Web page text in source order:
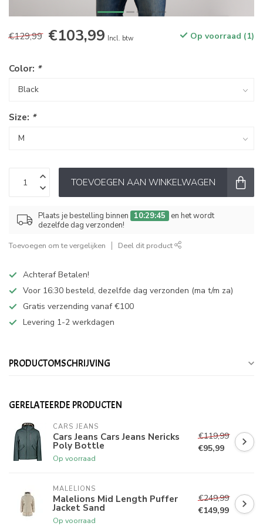
€129,99 €103,99 Incl. btw Op voorraad (1)
Color: *
Size: *
TOEVOEGEN AAN WINKELWAGEN
Plaats je bestelling binnen 10:29:44
en het wordt
dezelfde dag verzonden!
Toevoegen om te vergelijken Deel dit product
Achteraf Betalen!
Voor 16:30 besteld, dezelfde dag verzonden (ma t/m za)
Gratis verzending vanaf €100
Levering 1-2 werkdagen
PRODUCTOMSCHRIJVING
GERELATEERDE PRODUCTEN
CARS JEANS
Cars Jeans Cars Jeans Nericks
Poly Bottle
Op voorraad
€119,99
€95,99
MALELIONS
Malelions Mid Length Puffer
Jacket Sand
Op voorraad
€249,99
€149,99